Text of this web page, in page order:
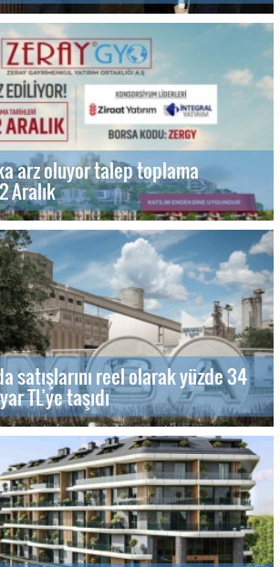
arz oluyor talep toplama
Aralık
satışlarını reel olarak yüzde 34
TL’ye taşıdı